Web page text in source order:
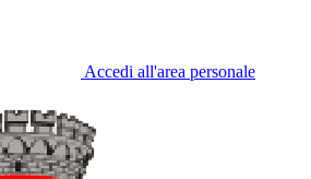
Accedi all'area personale